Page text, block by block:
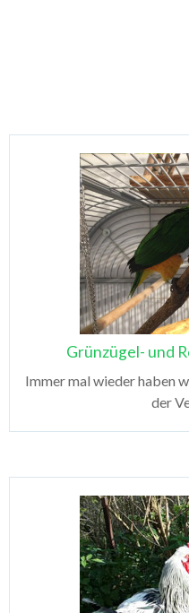
Grünzügel- und
Immer mal wieder haben
der